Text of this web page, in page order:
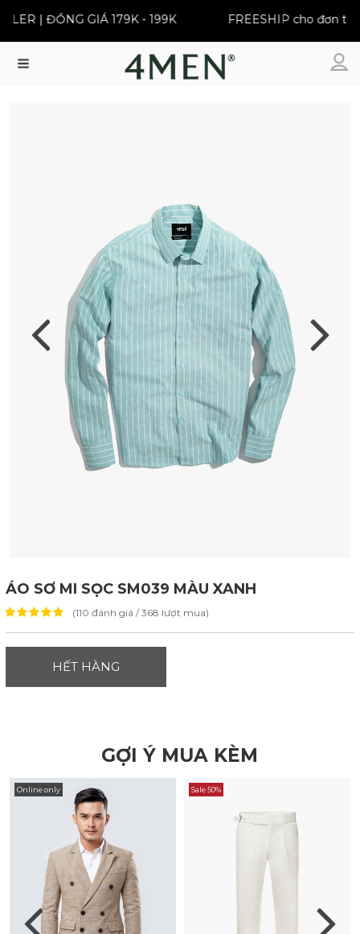
| ĐỒNG GIÁ 179K - 199K FREESHIP cho đơn từ
ÁO SƠ MI SỌC SM039 MÀU XANH
(110 đánh giá / 368 lượt mua)
HẾT HÀNG
GỢI Ý MUA KÈM
Online only Sale 50%